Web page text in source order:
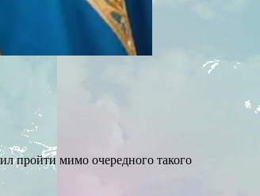
пройти мимо очередного такого